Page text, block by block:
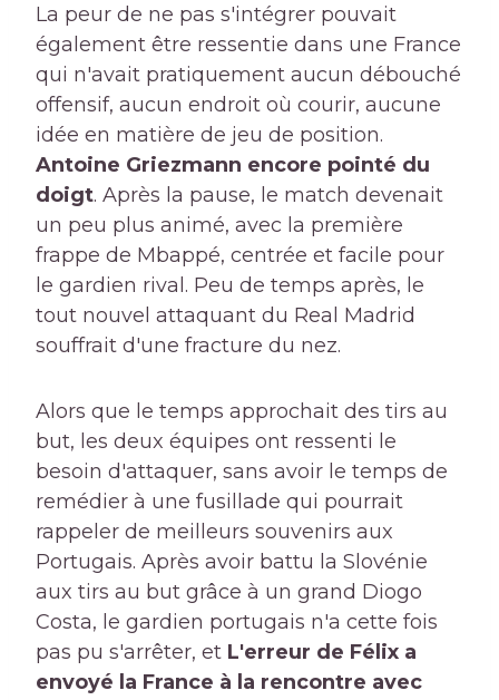
La peur de ne pas s'intégrer pouvait
également être ressentie dans une France
qui n'avait pratiquement aucun débouché
offensif, aucun endroit où courir, aucune
idée en matière de jeu de position.
Antoine Griezmann encore pointé du
doigt. Après la pause, le match devenait
un peu plus animé, avec la première
frappe de Mbappé, centrée et facile pour
le gardien rival. Peu de temps après, le
tout nouvel attaquant du Real Madrid
souffrait d'une fracture du nez.
Alors que le temps approchait des tirs au
but, les deux équipes ont ressenti le
besoin d'attaquer, sans avoir le temps de
remédier à une fusillade qui pourrait
rappeler de meilleurs souvenirs aux
Portugais. Après avoir battu la Slovénie
aux tirs au but grâce à un grand Diogo
Costa, le gardien portugais n'a cette fois
pas pu s'arrêter, et L'erreur de Félix a
envoyé la France à la rencontre avec